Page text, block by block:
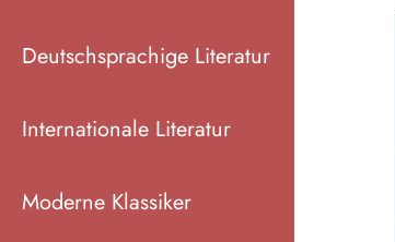
Deutschsprachige Literatur
Internationale Literatur
Moderne Klassiker